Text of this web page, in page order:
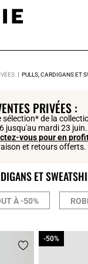
PULLS, CARDIGANS ET
PRIVÉES :
sélection* de la
jusqu'au mardi 23 juin.
vous pour en
et retours offerts.
ET
À -50%
-50%
-50%